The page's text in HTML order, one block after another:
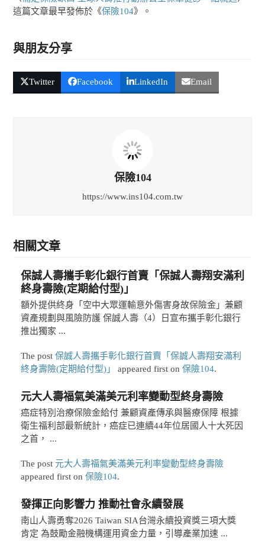
這篇文章最早發佈於《保險104》。
與朋友分享
Twitter Facebook LinkedIn Email
保險104
https://www.ins104.com.tw
相關文章
保誠人壽攜手彰化銀行首賣「保誠人壽翔安滿利
終身壽險(定期給付型)」
額外提供終身「空中大眾運輸意外傷害身故保險金」兼顧
資產規劃與風險防護 保誠人壽（4）日宣布攜手彰化銀行
推出獨家 ...
The post 保誠人壽攜手彰化銀行首賣「保誠人壽翔安滿利
終身壽險(定期給付型)」
appeared first on 保險104.
元大人壽福氣美滿美元利率變動型終身壽險
癌症特別治療保險金給付 兼顧資產傳承與醫療保障 根據
衛生福利部最新統計，癌症已連續44年位居國人十大死因
之首， ...
The post 元大人壽福氣美滿美元利率變動型終身壽險
appeared first on 保險104.
發揮正向影響力 推動社會永續發展
南山人壽勇奪2026 Taiwan SIA台灣永續投資獎三項大獎
肯定 為鼓勵金融機構運用資金力量，引導產業加速 ...